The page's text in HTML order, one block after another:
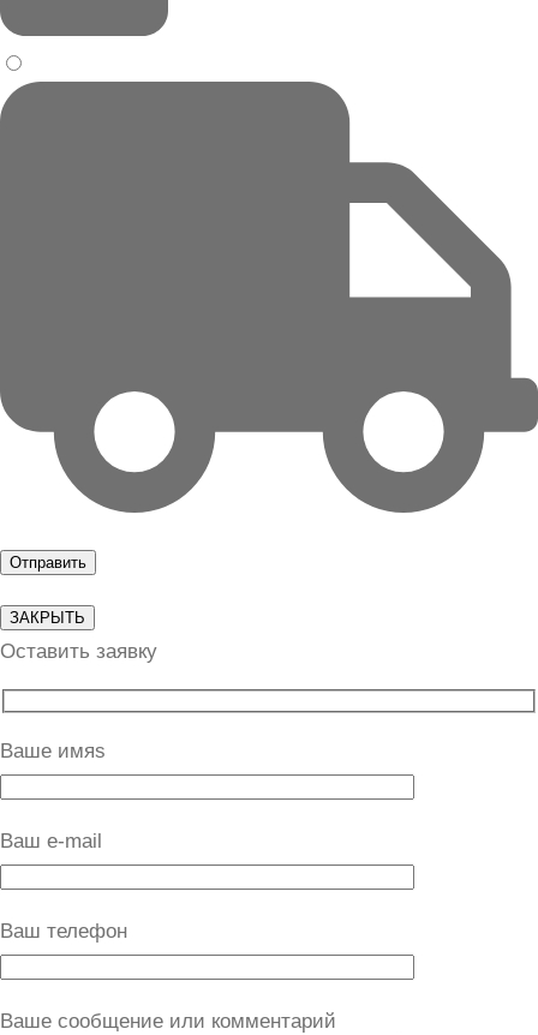
ЗАКРЫТЬ
Оставить заявку
Ваше имяs
Ваш e-mail
Ваш телефон
Ваше сообщение или комментарий